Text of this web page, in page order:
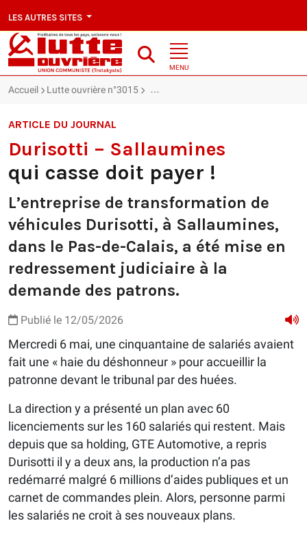
LES AUTRES SITES
MENU
Accueil Lutte ouvrière n°3015 Durisotti – Sallaumines : qui casse
ARTICLE DU JOURNAL
Durisotti – Sallaumines
qui casse doit payer !
L’entreprise de transformation de
véhicules Durisotti, à Sallaumines,
dans le Pas-de-Calais, a été mise en
redressement judiciaire à la
demande des patrons.
Publié le 12/05/2026
Mercredi 6 mai, une cinquantaine de salariés avaient
fait une « haie du déshonneur » pour accueillir la
patronne devant le tribunal par des huées.
La direction y a présenté un plan avec 60
licenciements sur les 160 salariés qui restent. Mais
depuis que sa holding, GTE Automotive, a repris
Durisotti il y a deux ans, la production n’a pas
redémarré malgré 6 millions d’aides publiques et un
carnet de commandes plein. Alors, personne parmi
les salariés ne croit à ses nouveaux plans.